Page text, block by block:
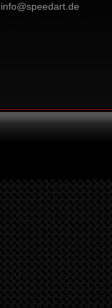
info@speedart.de